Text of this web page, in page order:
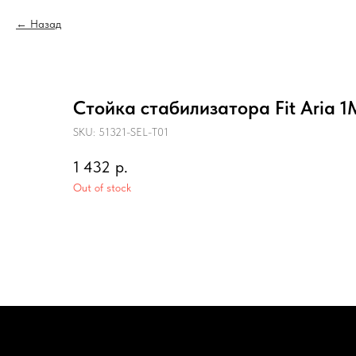
Назад
Стойка стабилизатора Fit Aria
SKU: 51321-SEL-T01
1 432 р.
Out of stock